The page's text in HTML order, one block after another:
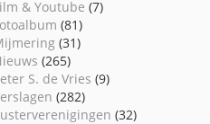
& Youtube (7)
(81)
(31)
(265)
S. de Vries (9)
(282)
(32)